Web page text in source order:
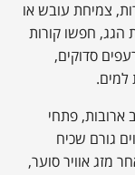
צמיחת עובש או
הגג, חפשו קורות
סדוקים,
למים.
ארובות, פתחי
גורם שכיח
מזג אוויר סוער,